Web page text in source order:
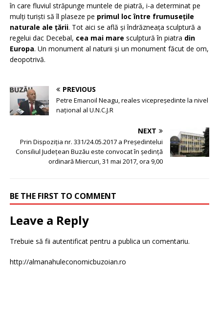
în care fluviul străpunge muntele de piatră, i-a determinat pe
mulţi turişti să îl plaseze pe primul loc între frumuseţile
naturale ale ţării. Tot aici se află şi îndrăzneaţa sculptură a
regelui dac Decebal, cea mai mare sculptură în piatra din
Europa. Un monument al naturii şi un monument făcut de om,
deopotrivă.
PREVIOUS
Petre Emanoil Neagu, reales vicepreședinte la nivel
național al U.N.C.J.R
NEXT
Prin Dispoziția nr. 331/24.05.2017 a Președintelui
Consiliul Județean Buzău este convocat în ședință
ordinară Miercuri, 31 mai 2017, ora 9,00
BE THE FIRST TO COMMENT
Leave a Reply
Trebuie să fii autentificat pentru a publica un comentariu.
http://almanahuleconomicbuzoian.ro